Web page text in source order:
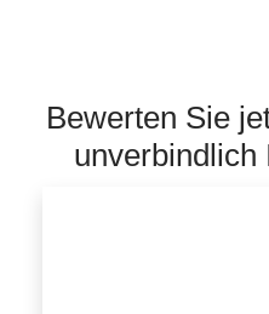
Bewerten Sie
unverbindlich